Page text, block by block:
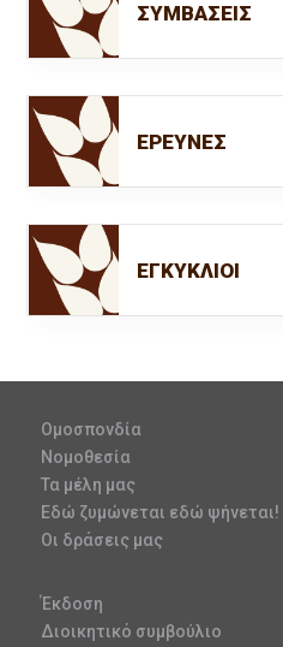
ΣΥΜΒΑΣΕΙΣ
ΕΡΕΥΝΕΣ
ΕΓΚΥΚΛΙΟΙ
Ομοσπονδία
Νομοθεσία
Τα μέλη μας
Εδώ ζυμώνεται εδώ ψήνεται!
Οι δράσεις μας
Έκδοση
Διοικητικό συμβούλιο